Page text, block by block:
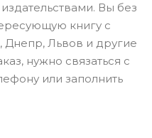
Вы без
книгу с
Днепр, Львов и другие
нужно связаться с
или заполнить